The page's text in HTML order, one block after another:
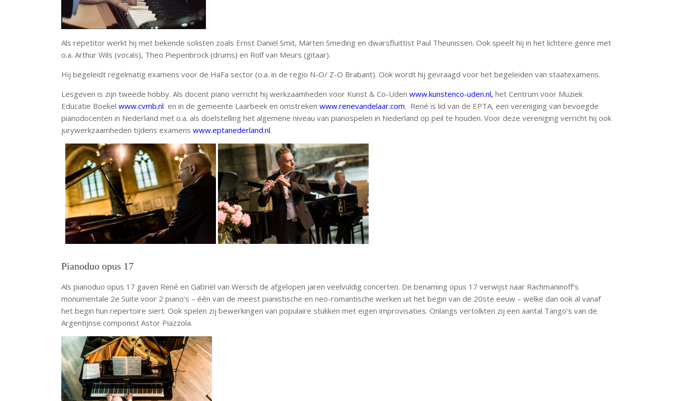
Als repetitor werkt hij met bekende solisten zoals Ernst Daniël Smit, Marten Smeding en dwarsfluittist Paul Theunissen. Ook speelt hij in het lichtere genre met
o.a. Arthur Wils (vocals), Theo Piepenbrock (drums) en Rolf van Meurs (gitaar).
Hij begeleidt regelmatig examens voor de HaFa sector (o.a. in de regio N-O/ Z-O Brabant). Ook wordt hij gevraagd voor het begeleiden van staatexamens.
Lesgeven is zijn tweede hobby. Als docent piano verricht hij werkzaamheden voor Kunst & Co-Uden www.kunstenco-uden.nl, het Centrum voor Muziek
Educatie Boekel www.cvmb.nl en in de gemeente Laarbeek en omstreken www.renevandelaar.com. René is lid van de EPTA, een vereniging van bevoegde
pianodocenten in Nederland met o.a. als doelstelling het algemene niveau van pianospelen in Nederland op peil te houden. Voor deze vereniging verricht hij ook
jurywerkzaamheden tijdens examens www.eptanederland.nl.
Pianoduo opus 17
Als pianoduo opus 17 gaven René en Gabriël van Wersch de afgelopen jaren veelvuldig concerten. De benaming opus 17 verwijst naar Rachmaninoff’s
monumentale 2e Suite voor 2 piano’s – één van de meest pianistische en neo-romantische werken uit het begin van de 20ste eeuw – welke dan ook al vanaf
het begin hun repertoire siert. Ook spelen zij bewerkingen van populaire stukken met eigen improvisaties. Onlangs vertolkten zij een aantal Tango’s van de
Argentijnse componist Astor Piazzola.